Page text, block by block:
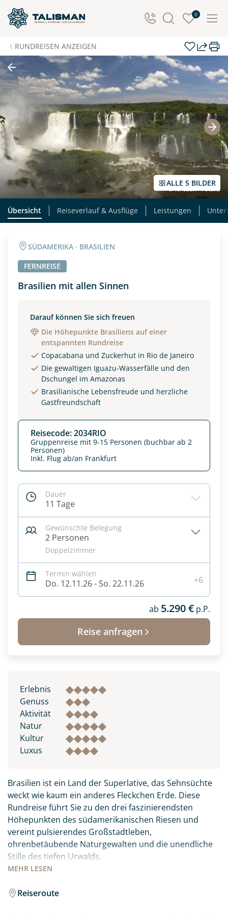
0
RUNDREISEN ANZEIGEN
ALLE 5 BILDER
© forcdan - Fotolia
Übersicht Reiseverlauf & Ausflüge Leistungen
SÜDAMERIKA · BRASILIEN
FERNREISE
Brasilien mit allen Sinnen
Darauf können Sie sich freuen
Die Höhepunkte Brasiliens auf einer
entspannten Rundreise
Copacabana und Zuckerhut in Rio de Janeiro
Die gewaltigen Iguazu-Wasserfälle und den
Dschungel im Amazonas
Brasilianische Lebensfreude und herzliche
Gastfreundschaft
Reisecode: 2034RIO
Gruppenreise mit 9-15 Personen (buchbar ab 2
Personen)
Inkl. Flug ab/an Frankfurt
Dauer
11 Tage
Gewünschte Belegung
2 Personen
Doppelzimmer
Termin wählen
Do. 12.11.26 - So. 22.11.26 +6
ab 5.290 € p.P.
Reise anfragen
Erlebnis
Genuss
Aktivität
Natur
Kultur
Luxus
MEHR LESEN
Brasilien ist ein Land der Superlative, das Sehnsüchte
weckt wie kaum ein anderes Fleckchen Erde. Diese
Rundreise führt Sie zu den drei faszinierendsten
Höhepunkten des südamerikanischen Riesen und
vereint pulsierendes Großstadtleben,
ohrenbetäubende Naturgewalten und die unendliche
Stille des tiefen Urwalds.
Janeiro zwischen der legendären Copacabana und dem
majestätischen Zuckerhut. Spüren Sie die gewaltige
Reiseroute